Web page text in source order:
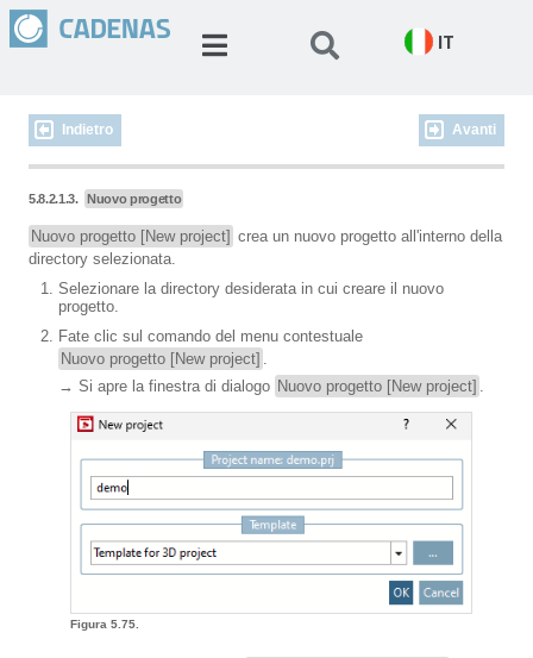
IT
Indietro Avanti
5.8.2.1.3. Nuovo progetto
Nuovo progetto [New project] crea un nuovo progetto all'interno della
directory selezionata.
Selezionare la directory desiderata in cui creare il nuovo
progetto.
Fate clic sul comando del menu contestuale
Nuovo progetto [New project] .
→ Si apre la finestra di dialogo Nuovo progetto [New project] .
Figura 5.75.